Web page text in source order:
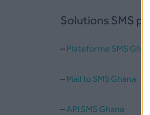
Solutions SMS
–Plateforme SMS Ghana
–Mail to SMS Ghana
–API SMS Ghana